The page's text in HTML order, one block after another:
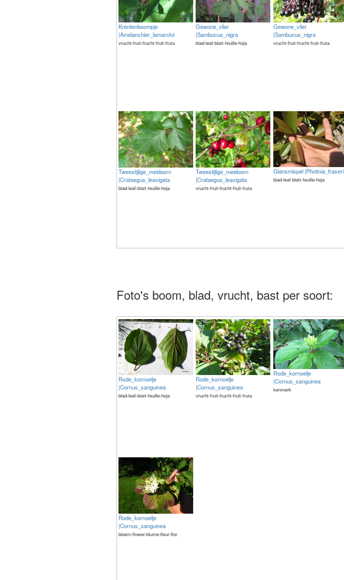
Krentenboompje
|Amelanchier_lamarckii
vrucht-fruit-frucht-fruit-fruta
Gewone_vlier
|Sambucus_nigra
blad-leaf-blatt-feuille-hoja
Gewone_vlier
|Sambucus_nigra
vrucht-fruit-frucht-fruit-fruta
Tweestijlige_meidoorn
|Crataegus_leavigata
blad-leaf-blatt-feuille-hoja
Tweestijlige_meidoorn
|Crataegus_leavigata
vrucht-fruit-frucht-fruit-fruta
Glansmispel |Photinia_fraseri
blad-leaf-blatt-feuille-hoja
Foto's boom, blad, vrucht, bast per soort:
Rode_kornoelje
|Cornus_sanguinea
blad-leaf-blatt-feuille-hoja
Rode_kornoelje
|Cornus_sanguinea
vrucht-fruit-frucht-fruit-fruta
Rode_kornoelje
|Cornus_sanguinea
kenmerk
Rode_kornoelje
|Cornus_sanguinea
bloem-flower-blume-fleur-flor